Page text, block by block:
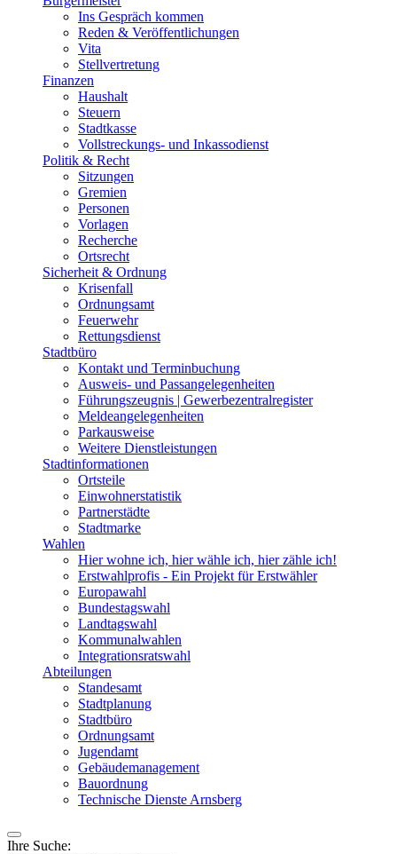
Ins Gespräch kommen
Reden & Veröffentlichungen
Vita
Stellvertretung
Finanzen
Haushalt
Steuern
Stadtkasse
Vollstreckungs- und Inkassodienst
Politik & Recht
Sitzungen
Gremien
Personen
Vorlagen
Recherche
Ortsrecht
Sicherheit & Ordnung
Krisenfall
Ordnungsamt
Feuerwehr
Rettungsdienst
Stadtbüro
Kontakt und Terminbuchung
Ausweis- und Passangelegenheiten
Führungszeugnis | Gewerbezentralregister
Meldeangelegenheiten
Parkausweise
Weitere Dienstleistungen
Stadtinformationen
Ortsteile
Einwohnerstatistik
Partnerstädte
Stadtmarke
Wahlen
Hier wohne ich, hier wähle ich, hier zähle ich!
Erstwahlprofis - Ein Projekt für Erstwähler
Europawahl
Bundestagswahl
Landtagswahl
Kommunalwahlen
Integrationsratswahl
Abteilungen
Standesamt
Stadtplanung
Stadtbüro
Ordnungsamt
Jugendamt
Gebäudemanagement
Bauordnung
Technische Dienste Arnsberg
Ihre Suche: